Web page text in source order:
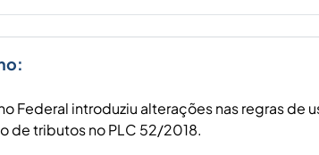
Federal introduziu alterações nas regras de
de tributos no PLC 52/2018.